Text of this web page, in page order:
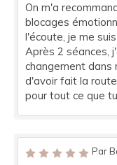
On m'a
blocages
l'écoute, je me
Après 2 séances,
changement dans
d'avoir fait la
pour tout ce que
Par